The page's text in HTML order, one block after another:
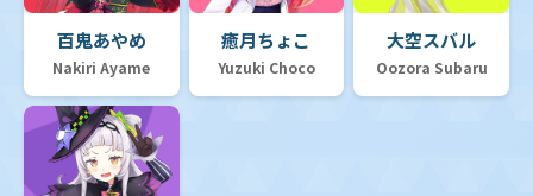
百鬼あやめ
Nakiri Ayame
癒月ちょこ
Yuzuki Choco
大空スバル
Oozora Subaru